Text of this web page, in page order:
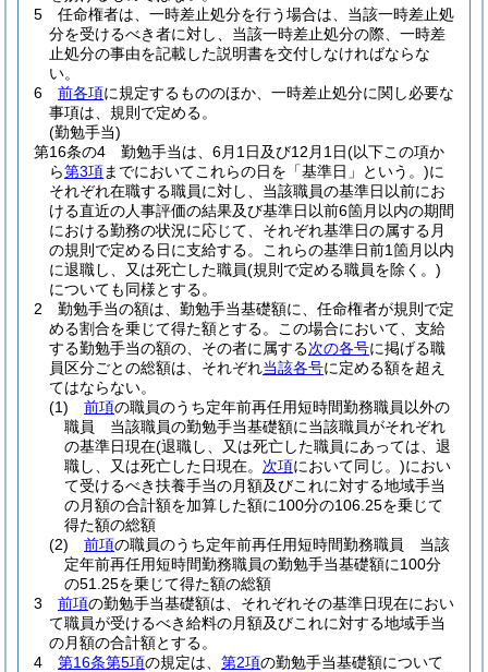
5
任命権者は、一時差止処分を行う場合は、当該一時差止処
分を受けるべき者に対し、当該一時差止処分の際、一時差
止処分の事由を記載した説明書を交付しなければならな
い。
6
前各項に規定するもののほか、一時差止処分に関し必要な
事項は、規則で定める。
(勤勉手当)
第16条の4
勤勉手当は、6月1日及び12月1日(以下この項か
ら第3項までにおいてこれらの日を「基準日」という。)に
それぞれ在職する職員に対し、当該職員の基準日以前にお
ける直近の人事評価の結果及び基準日以前6箇月以内の期間
における勤務の状況に応じて、それぞれ基準日の属する月
の規則で定める日に支給する。
これらの基準日前1箇月以内
に退職し、又は死亡した職員(規則で定める職員を除く。)
についても同様とする。
2
勤勉手当の額は、勤勉手当基礎額に、任命権者が規則で定
める割合を乗じて得た額とする。
この場合において、支給
する勤勉手当の額の、その者に属する次の各号に掲げる職
員区分ごとの総額は、それぞれ当該各号に定める額を超え
てはならない。
(1)
前項の職員のうち定年前再任用短時間勤務職員以外の
職員 当該職員の勤勉手当基礎額に当該職員がそれぞれ
の基準日現在(退職し、又は死亡した職員にあっては、退
職し、又は死亡した日現在。 次項において同じ。)におい
て受けるべき扶養手当の月額及びこれに対する地域手当
の月額の合計額を加算した額に100分の106.25を乗じて
得た額の総額
(2)
前項の職員のうち定年前再任用短時間勤務職員 当該
定年前再任用短時間勤務職員の勤勉手当基礎額に100分
の51.25を乗じて得た額の総額
3
前項の勤勉手当基礎額は、それぞれその基準日現在におい
て職員が受けるべき給料の月額及びこれに対する地域手当
の月額の合計額とする。
4
第16条第5項の規定は、 第2項の勤勉手当基礎額について